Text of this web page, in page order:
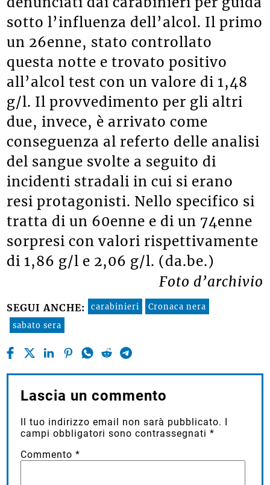
sotto l’influenza dell’alcol. Il primo
un 26enne, stato controllato
questa notte e trovato positivo
all’alcol test con un valore di 1,48
g/l. Il provvedimento per gli altri
due, invece, è arrivato come
conseguenza al referto delle analisi
del sangue svolte a seguito di
incidenti stradali in cui si erano
resi protagonisti. Nello specifico si
tratta di un 60enne e di un 74enne
sorpresi con valori rispettivamente
di 1,86 g/l e 2,06 g/l. (da.be.)
Foto d’archivio
SEGUI ANCHE: carabinieri
Cronaca nera
sabato sera
Lascia un commento
Il tuo indirizzo email non sarà pubblicato. I
campi obbligatori sono contrassegnati*
Commento*